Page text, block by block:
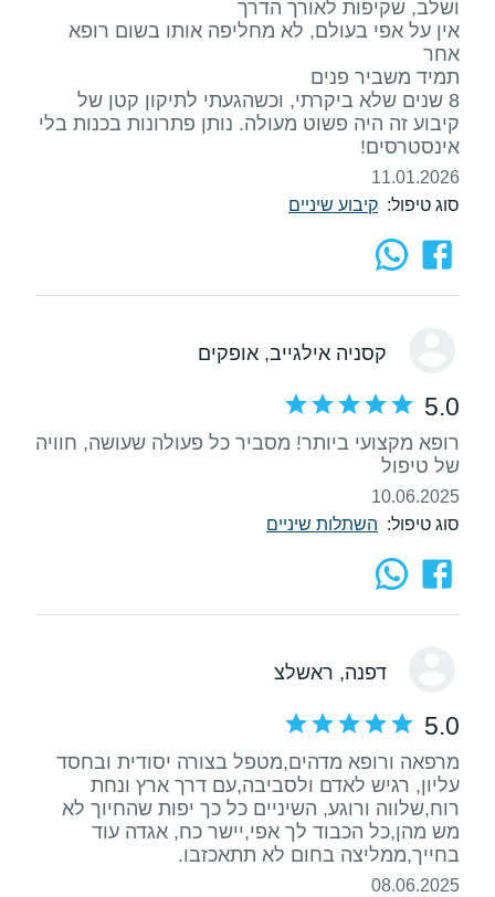
אין על אפי בעולם, לא מחליפה אותו בשום רופא
8 שנים שלא ביקרתי, וכשהגעתי לתיקון קטן של
קיבוע זה היה פשוט מעולה. נותן פתרונות בכנות בלי
אינסטרסים!
11.01.2026
סוג טיפול: קיבוע שיניים
קסניה אילגייב, אופקים
5.0
רופא מקצועי ביותר! מסביר כל פעולה שעושה, חוויה
של טיפול
10.06.2025
סוג טיפול: השתלות שיניים
דפנה, ראשלצ
5.0
מרפאה ורופא מדהים,מטפל בצורה יסודית ובחסד
עליון, רגיש לאדם ולסביבה,עם דרך ארץ ונחת
רוח,שלווה ורוגע, השיניים כל כך יפות שהחיוך לא
מש מהן,כל הכבוד לך אפי,יישר כח, אגדה עוד
בחייך,ממליצה בחום לא תתאכזבו.
08.06.2025